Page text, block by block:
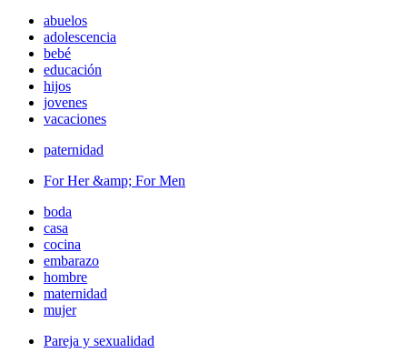
abuelos
adolescencia
bebé
educación
hijos
jovenes
vacaciones
paternidad
For Her &amp; For Men
boda
casa
cocina
embarazo
hombre
maternidad
mujer
Pareja y sexualidad